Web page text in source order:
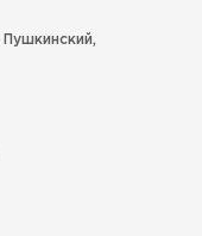
Пушкинский,